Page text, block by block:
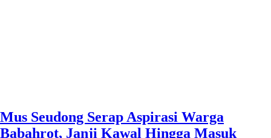
Mus Seudong Serap Aspirasi Warga
Babahrot, Janji Kawal Hingga Masuk